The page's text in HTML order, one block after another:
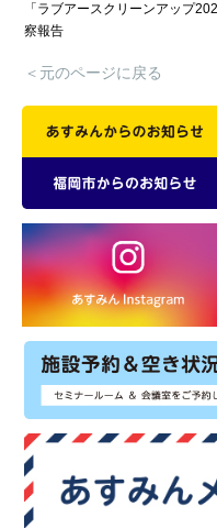
「ラブアースクリーンアップ
察報告
＜元のページに戻る